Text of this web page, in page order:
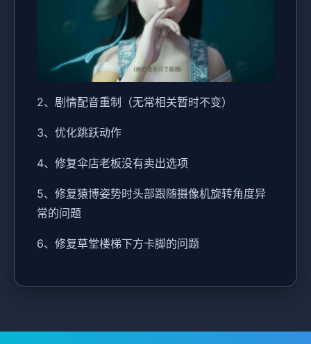
2、剧情配音重制（无常相关暂时不变）
3、优化跳跃动作
4、修复伞店老板没有卖出选项
5、修复猿博姿势时头部跟随摄像机旋转角度异
常的问题
6、修复草堂楼梯下方卡脚的问题